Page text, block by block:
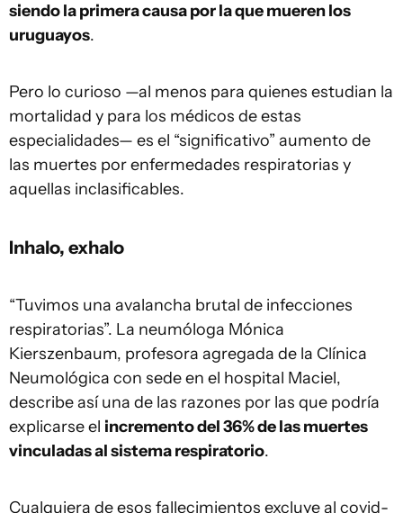
siendo la primera causa por la que mueren los
uruguayos.
Pero lo curioso —al menos para quienes estudian la
mortalidad y para los médicos de estas
especialidades— es el “significativo” aumento de
las muertes por enfermedades respiratorias y
aquellas inclasificables.
Inhalo, exhalo
“Tuvimos una avalancha brutal de infecciones
respiratorias”. La neumóloga Mónica
Kierszenbaum, profesora agregada de la Clínica
Neumológica con sede en el hospital Maciel,
describe así una de las razones por las que podría
explicarse el incremento del 36% de las muertes
vinculadas al sistema respiratorio.
Cualquiera de esos fallecimientos excluye al covid-